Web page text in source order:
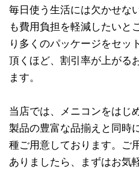
毎日使う生活には欠かせな
も費用負担を軽減したいと
り多くのパッケージをセッ
頂くほど、割引率が上がる
ます。
当店では、メニコンをはじ
製品の豊富な品揃えと同時
種ご用意しております。ご
ありましたら、まずはお気